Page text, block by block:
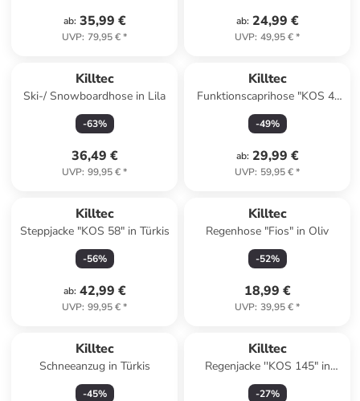
ab: 35,99 €
UVP: 79,95 €*
ab: 24,99 €
UVP: 49,95 €*
Killtec
Ski-/ Snowboardhose in Lila
-63%
36,49 €
UVP: 99,95 €*
Killtec
Funktionscaprihose "KOS 4"
in Pink
-49%
ab: 29,99 €
UVP: 59,95 €*
Killtec
Steppjacke "KOS 58" in Türkis
-56%
ab: 42,99 €
UVP: 99,95 €*
Killtec
Regenhose "Fios" in Oliv
-52%
18,99 €
UVP: 39,95 €*
Killtec
Schneeanzug in Türkis
-45%
Killtec
Regenjacke ''KOS 145" in
Hellblau
-27%